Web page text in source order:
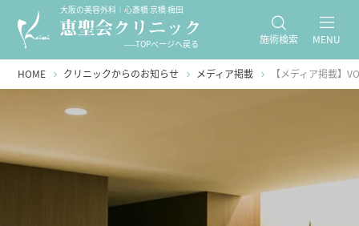
大阪の美容外科｜心斎橋 京橋 梅田
-----TOPページへ戻る 施術検索 MENU
HOME クリニックからのお知らせ メディア掲載 【メディア掲載】